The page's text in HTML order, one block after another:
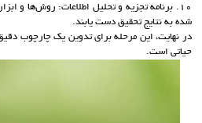
10. برنامه تجزیه و تحلیل اطلاعات: روش‌ها و
شده به نتایج تحقیق دست یابند.
در نهایت، این مرحله برای تدوین یک چارچوب دقیق
حیاتی است.